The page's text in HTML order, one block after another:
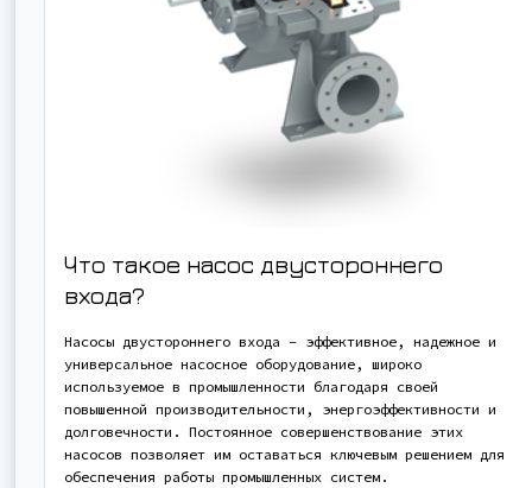
Что такое насос двустороннего
входа?
Насосы двустороннего входа - эффективное, надежное и
универсальное насосное оборудование, широко
используемое в промышленности благодаря своей
повышенной производительности, энергоэффективности и
долговечности. Постоянное совершенствование этих
насосов позволяет им оставаться ключевым решением для
обеспечения работы промышленных систем.